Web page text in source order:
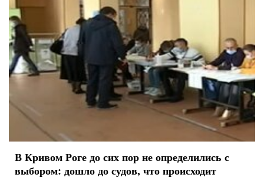
В Кривом Роге до сих пор не определились с
выбором: дошло до судов, что происходит